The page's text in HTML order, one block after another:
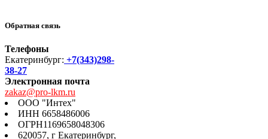
Обратная связь
Телефоны
Екатеринбург: +7(343)298-
38-27
Электронная почта
zakaz@pro-lkm.ru
ООО "Интех"
ИНН 6658486006
ОГРН1169658048306
620057, г Екатеринбург,